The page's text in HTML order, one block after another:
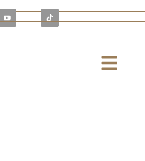
Y
o
u
T
i
k
メ
ニ